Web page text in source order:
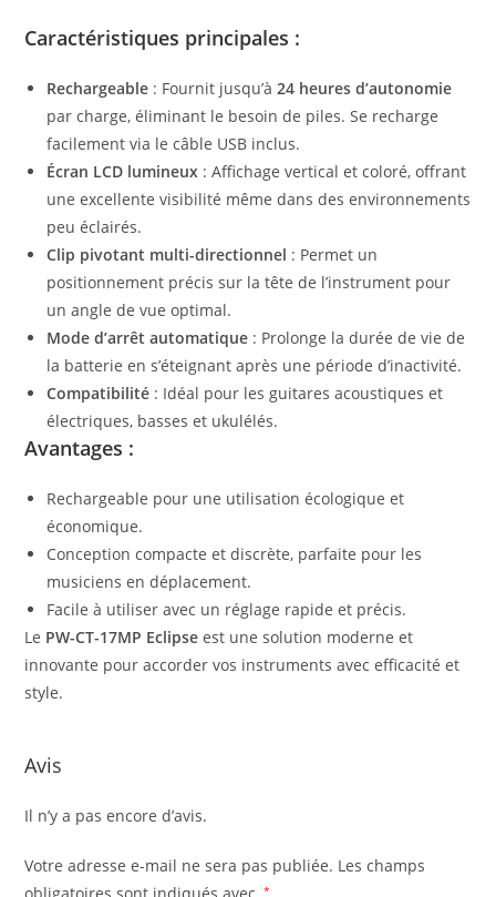
Caractéristiques principales :
Rechargeable : Fournit jusqu’à24 heures d’autonomie
par charge, éliminant le besoin de piles. Se recharge
facilement via le câble USB inclus.
Écran LCD lumineux : Affichage vertical et coloré, offrant
une excellente visibilité même dans des environnements
peu éclairés.
Clip pivotant multi-directionnel : Permet un
positionnement précis sur la tête de l’instrument pour
un angle de vue optimal.
Mode d’arrêt automatique : Prolonge la durée de vie de
la batterie en s’éteignant après une période d’inactivité.
Compatibilité : Idéal pour les guitares acoustiques et
électriques, basses et ukulélés.
Avantages :
Rechargeable pour une utilisation écologique et
économique.
Conception compacte et discrète, parfaite pour les
musiciens en déplacement.
Facile à utiliser avec un réglage rapide et précis.
Le PW-CT-17MP Eclipse est une solution moderne et
innovante pour accorder vos instruments avec efficacité et
style.
Avis
Il n’y a pas encore d’avis.
Votre adresse e-mail ne sera pas publiée. Les champs
*